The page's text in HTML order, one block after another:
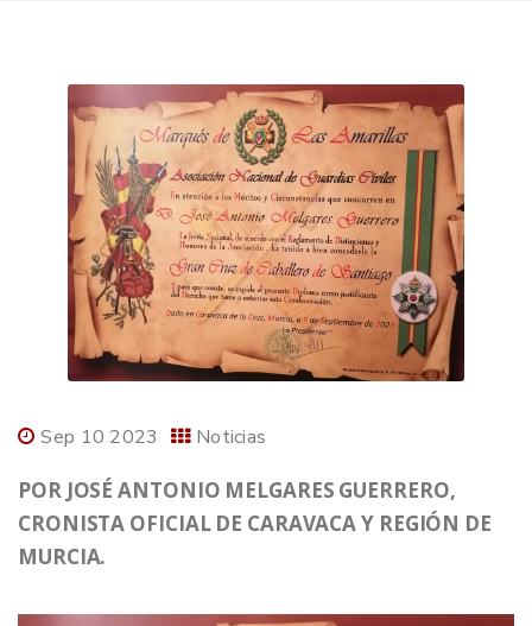
Sep 10 2023 Noticias
POR JOSÉ ANTONIO MELGARES GUERRERO,
CRONISTA OFICIAL DE CARAVACA Y REGIÓN DE
MURCIA.